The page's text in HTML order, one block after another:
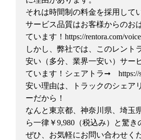
それは時間制の料金を採用して
サービス品質はお客様からのお
ています！https://rentora.com/
しかし、弊社では、このレント
安い（多分、業界一安い）サー
ています！シェアトラ➞ https://
安い理由は、トラックのシェア
ーだから！
なんと東京都、神奈川県、埼玉
ら一律￥9,980（税込み）と驚き
ぜひ、お気軽にお問い合わせく